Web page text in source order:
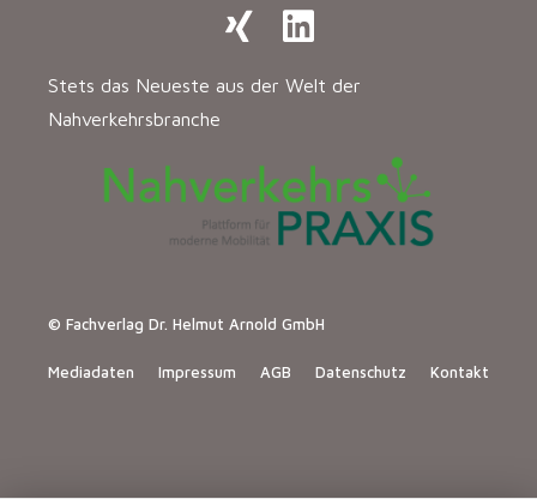
Stets das Neueste aus der Welt der
Nahverkehrsbranche
© Fachverlag Dr. Helmut Arnold GmbH
Mediadaten Impressum AGB Datenschutz Kontakt